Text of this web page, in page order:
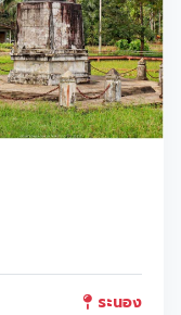
ระนอง